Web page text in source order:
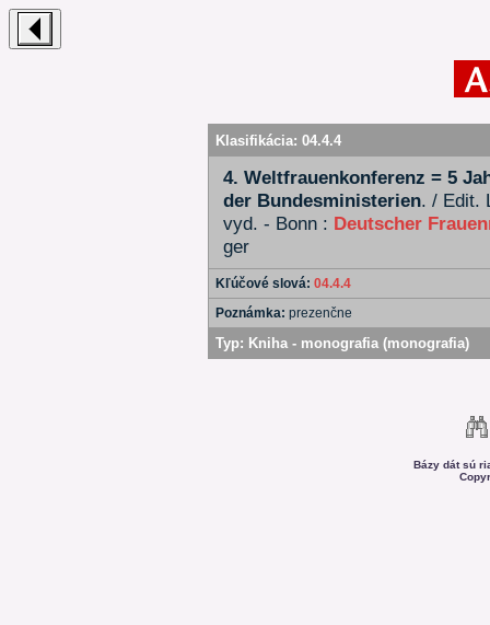
Klasifikácia: 04.4.4
4. Weltfrauenkonferenz = 5
der Bundesministerien. / Edit.
vyd. - Bonn : Deutscher
ger
Kľúčové slová: 04.4.4
Poznámka: prezenčne
Typ: Kniha - monografia (monografia)
Bázy dát sú